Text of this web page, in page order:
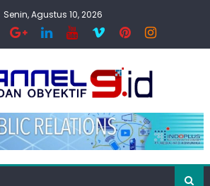
Senin, Agustus 10, 2026